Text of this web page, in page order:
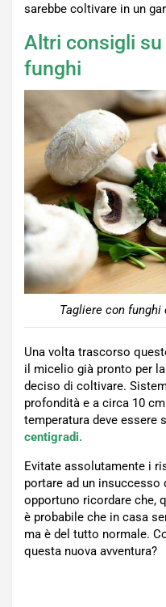
sarebbe coltivare in un
Altri consigli
funghi
Tagliere con funghi
Una volta trascorso
il micelio già pronto per
deciso di coltivare.
profondità e a circa 10
temperatura deve essere
centigradi.
Evitate assolutamente i
portare ad un
opportuno ricordare che,
è probabile che in casa
ma è del tutto normale.
questa nuova avventura?